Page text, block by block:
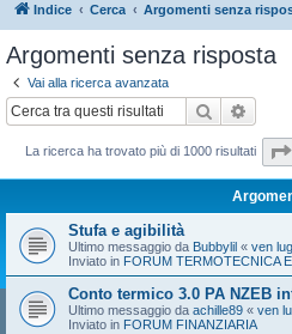
Indice Cerca Argomenti senza
Argomenti senza risposta
Vai alla ricerca avanzata
Cerca
La ricerca ha trovato più di 1000 risultati
Stufa e agibilità
Ultimo messaggio da Bubbylil « ven
Inviato in FORUM TERMOTECNICA
Conto termico 3.0 PA NZEB
Ultimo messaggio da achille89 « ven
Inviato in FORUM FINANZIARIA